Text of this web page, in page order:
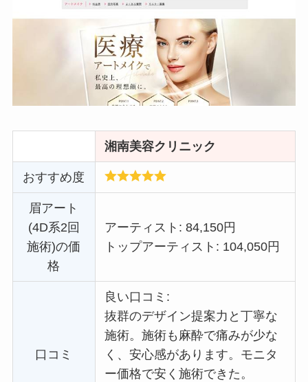
湘南美容クリニック
おすすめ度
眉アート
(4D系2回
施術)の価
格
アーティスト: 84,150円
トップアーティスト: 104,050円
口コミ
良い口コミ:
抜群のデザイン提案力と丁寧な
施術。施術も麻酔で痛みが少な
く、安心感があります。 モニタ
ー価格で安く施術できた。